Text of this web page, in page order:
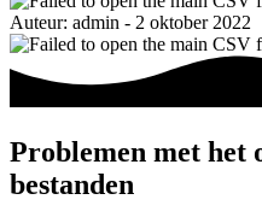
Auteur: admin - 2 oktober 2022
Problemen met het
bestanden